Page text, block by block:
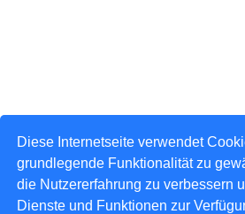
Diese Internetseite verwendet
grundlegende Funktionalität zu
die Nutzererfahrung zu verbessern
Dienste und Funktionen zur